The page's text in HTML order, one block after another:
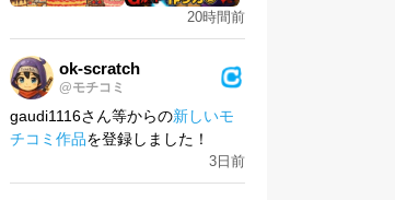
20時間前
ok-scratch
@モチコミ
gaudi1116さん等からの新しいモ
チコミ作品を登録しました！
3日前